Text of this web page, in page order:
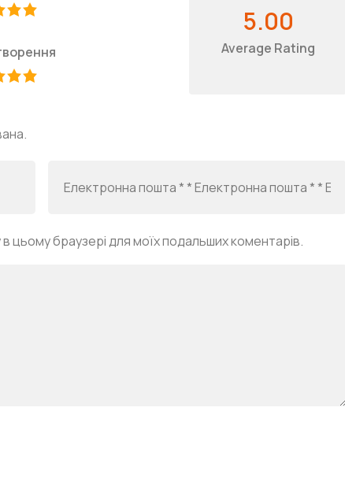
5.00
Average Rating
цьому браузері для моїх подальших коментарів.